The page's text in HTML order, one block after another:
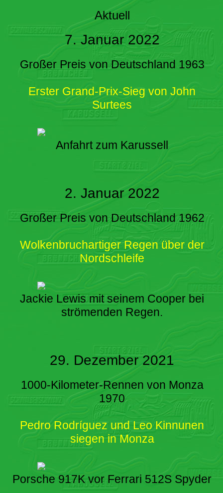
Aktuell
7. Januar 2022
Großer Preis von Deutschland 1963
Erster Grand-Prix-Sieg von John
Surtees
Anfahrt zum Karussell
2. Januar 2022
Großer Preis von Deutschland 1962
Wolkenbruchartiger Regen über der
Nordschleife
Jackie Lewis mit seinem Cooper bei
strömenden Regen.
29. Dezember 2021
1000-Kilometer-Rennen von Monza
1970
Pedro Rodríguez und Leo Kinnunen
siegen in Monza
Porsche 917K vor Ferrari 512S Spyder